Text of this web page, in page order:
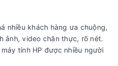
nhiều khách hàng ưa chuộng,
ảnh, video chân thực, rõ nét.
tính HP được nhiều người